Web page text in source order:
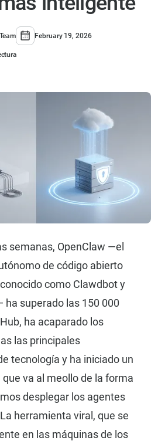
February 19, 2026
semanas, OpenClaw —el
de código abierto
como Clawdbot y
ha superado las 150 000
ha acaparado los
las principales
tecnología y ha iniciado un
va al meollo de la forma
desplegar los agentes
herramienta viral, que se
en las máquinas de los